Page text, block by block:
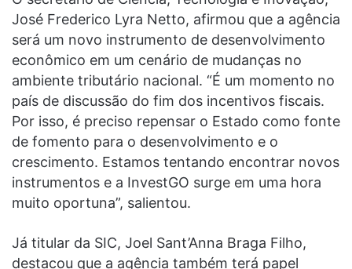
José Frederico Lyra Netto, afirmou que a agência
será um novo instrumento de desenvolvimento
econômico em um cenário de mudanças no
ambiente tributário nacional. “É um momento no
país de discussão do fim dos incentivos fiscais.
Por isso, é preciso repensar o Estado como fonte
de fomento para o desenvolvimento e o
crescimento. Estamos tentando encontrar novos
instrumentos e a InvestGO surge em uma hora
muito oportuna”, salientou.
Já titular da SIC, Joel Sant’Anna Braga Filho,
destacou que a agência também terá papel